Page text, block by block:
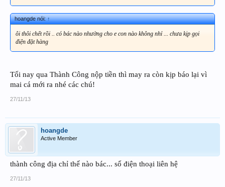
hoangde nói:↑
ôi thôi chết rồi .. có bác nào nhường cho e con nào không nhỉ ... chưa kịp gọi
điện đặt hàng
Tối nay qua Thành Công nộp tiền thì may ra còn kịp báo lại vì
mai cá mới ra nhé các chú!
27/11/13
hoangde
Active Member
thành công địa chỉ thế nào bác... số điện thoại liên hệ
27/11/13